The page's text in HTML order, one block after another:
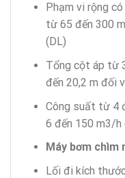
Phạm vi rộng
từ 65 đến 300
(DL)
Tổng cột áp từ
đến 20,2 m đối
Công suất từ 4
6 đến 150 m3/
Máy bơm chìm
Lối đi kích